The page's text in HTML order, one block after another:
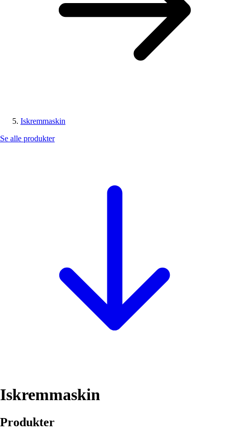
Iskremmaskin
Se alle produkter
Iskremmaskin
Produkter